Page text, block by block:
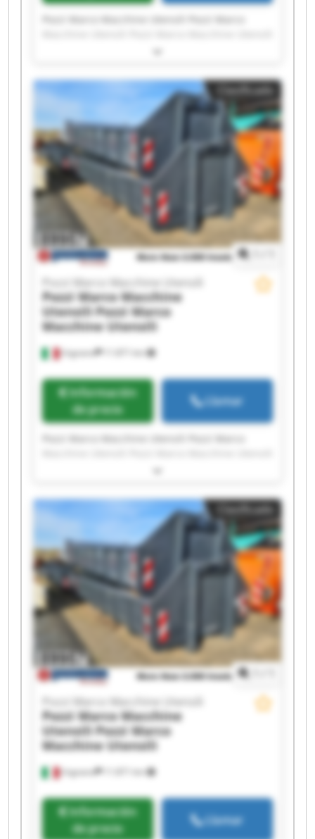
Pozzi Marco Macchine Utensili Pozzi Marco
Pozzi Marco Macchine Utensili Pozzi Marco
Pozzi Marco Macchine Utensili Pozzi Marco
Macchine Utensili Pozzi Marco Macchine Utensili
Pozzi Marco Macchine Utensili Pozzi Marco
Macchine Utensili Pozzi Marco Macchine Utensili
Pozzi Marco Macchine Utensili Pozzi Marco
Macchine Utensili Pozzi Marco Macchine Utensili
Pozzi Marco Macchine Utensili Pozzi Marco
Macchine Utensili Pozzi Marco Macchine Utensili
Pozzi Marco Macchine Utensili Pozzi Marco
Macchine Utensili
Clasificado
Urgnano 11.871 km
Pozzi Marco Macchine Utensili
Pozzi Marco Macchine
Utensili Pozzi Marco
Macchine Utensili
Información
de precio
Llamar
Pozzi Marco Macchine Utensili Pozzi Marco
Pozzi Marco Macchine Utensili Pozzi Marco
Pozzi Marco Macchine Utensili Pozzi Marco
Macchine Utensili Pozzi Marco Macchine Utensili
Pozzi Marco Macchine Utensili Pozzi Marco
Macchine Utensili Pozzi Marco Macchine Utensili
Pozzi Marco Macchine Utensili Pozzi Marco
Macchine Utensili Pozzi Marco Macchine Utensili
Pozzi Marco Macchine Utensili Pozzi Marco
Macchine Utensili Pozzi Marco Macchine Utensili
Pozzi Marco Macchine Utensili Pozzi Marco
Macchine Utensili
Clasificado
Urgnano 11.871 km
Pozzi Marco Macchine Utensili
Pozzi Marco Macchine
Utensili Pozzi Marco
Macchine Utensili
Información
de precio
Llamar